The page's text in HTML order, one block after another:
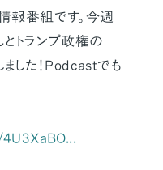
報番組です。今週
トランプ政権の
した！Podcastでも